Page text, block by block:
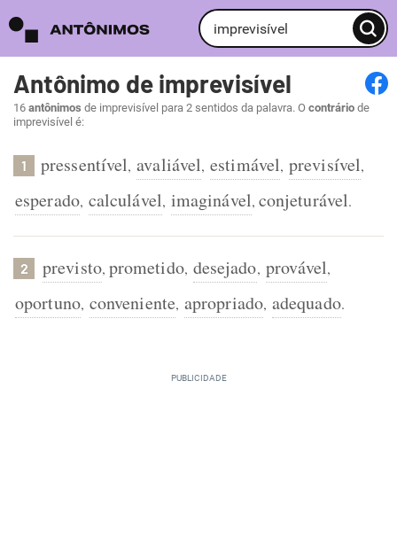
Antônimo de imprevisível
16 antônimos de imprevisível para 2 sentidos da palavra. O contrário de
imprevisível é:
1 pressentível, avaliável, estimável, previsível,
esperado, calculável, imaginável, conjeturável.
2 previsto, prometido, desejado, provável,
oportuno, conveniente, apropriado, adequado.